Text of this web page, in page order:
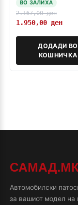
ВО ЗАЛИХА
2.167,00ден
1.950,00 ден
ДОДАДИ ВО
КОШНИЧКА
САМАД.МК
Автомобилски
за вашиот модел на